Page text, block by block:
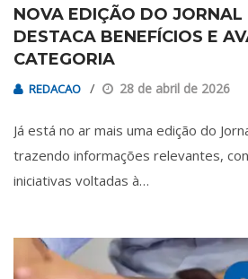
NOVA EDIÇÃO DO JORNAL
DESTACA BENEFÍCIOS E
CATEGORIA
REDACAO 28 de abril de 2026
Já está no ar mais uma edição do
trazendo informações relevantes,
iniciativas voltadas à…